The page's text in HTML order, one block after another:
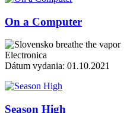
On a Computer
breathe the vapor
Electronica
Dátum vydania: 01.10.2021
Season High